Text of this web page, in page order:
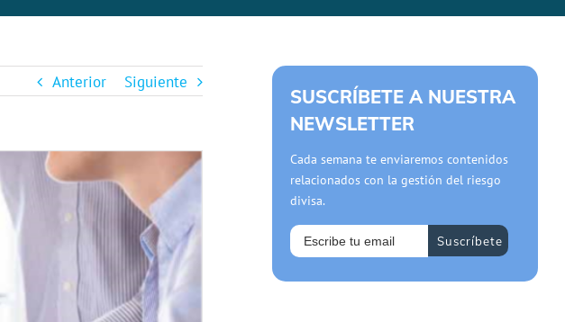
Anterior Siguiente
SUSCRÍBETE A NUESTRA
NEWSLETTER
Cada semana te enviaremos contenidos
relacionados con la gestión del riesgo
divisa.